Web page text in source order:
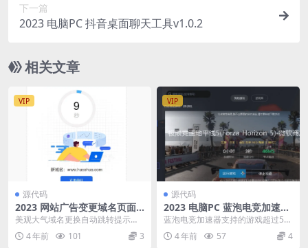
下一篇
2023 电脑PC 抖音桌面聊天工具v1.0.2
相关文章
VIP
源代码
2023 网站广告变更域名页面h
tml源码
美观大气域名更换自动跳转提示页
面网址更换倒计时跳转中转页源码
个性化域名跳转htm...
4 年前 101 3
VIP
源代码
2023 电脑PC 蓝泡电竞加速器
解锁无限时间版
蓝泡电竞加速器支持的游戏超过50
0+，但只能免费加速1小时，之后
就得每隔一小时手...
4 年前 57 4